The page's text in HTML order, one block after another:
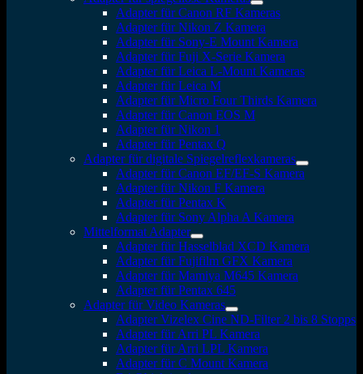
Adapter für Canon RF Kameras
Adapter für Nikon Z Kamera
Adapter für Sony-E Mount Kamera
Adapter für Fuji X-Serie Kamera
Adapter für Leica L-Mount Kameras
Adapter für Leica M
Adapter für Micro Four Thirds Kamera
Adapter für Canon EOS M
Adapter für Nikon 1
Adapter für Pentax Q
Adapter für digitale Spiegelreflexkameras
Adapter für Canon EF/EF-S Kamera
Adapter für Nikon F Kamera
Adapter für Pentax K
Adapter für Sony Alpha A Kamera
Mittelformat Adapter
Adapter für Hasselblad XCD Kamera
Adapter für Fujifilm GFX Kamera
Adapter für Mamiya M645 Kamera
Adapter für Pentax 645
Adapter für Video Kameras
Adapter Vizelex Cine ND-Filter 2 bis 8 Stopps
Adapter für Arri PL Kamera
Adapter für Arri LPL Kamera
Adapter für C Mount Kamera